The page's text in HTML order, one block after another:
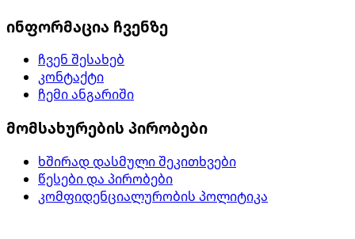
ინფორმაცია ჩვენზე
ჩვენ შესახებ
კონტაქტი
ჩემი ანგარიში
მომსახურების პირობები
ხშირად დასმული შეკითხვები
წესები და პირობები
კომფიდენციალურობის პოლიტიკა